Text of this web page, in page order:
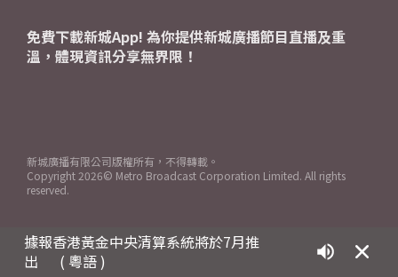
據報香港黃金中央清算系統將於7月推
出
( 粵語 )
免費下載新城App! 為你提供新城廣播節目直播及重
溫，體現資訊分享無界限！
新城廣播有限公司版權所有，不得轉載。
Copyright 2026© Metro Broadcast Corporation Limited. All rights
reserved.